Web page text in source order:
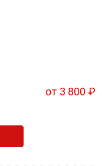
от 3 800 ₽